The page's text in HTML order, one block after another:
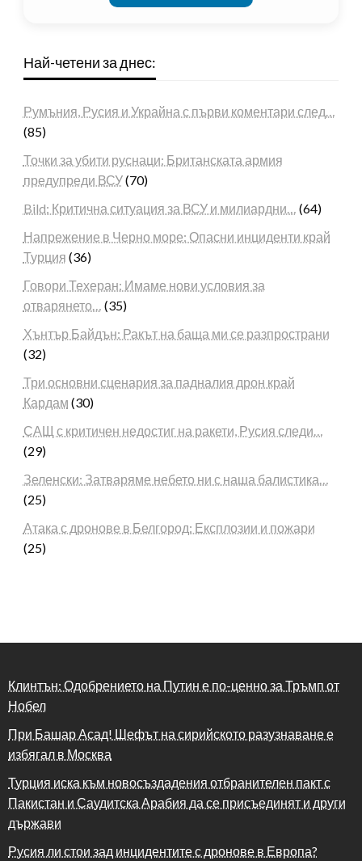
Най-четени за днес:
Румъния, Русия и Украйна с първи коментари след…
(85)
Точки за убити руснаци: Британската армия
предупреди ВСУ(70)
Bild: Критична ситуация за ВСУ и милиардни… (64)
Напрежение в Черно море: Опасни инциденти край
Турция (36)
Говори Техеран: Имаме нови условия за
отварянето… (35)
Хънтър Байдън: Ракът на баща ми се разпространи
(32)
Три основни сценария за падналия дрон край
Кардам (30)
САЩ с критичен недостиг на ракети, Русия следи…
(29)
Зеленски: Затваряме небето ни с наша балистика…
(25)
Атака с дронове в Белгород: Експлозии и пожари
(25)
Клинтън: Одобрението на Путин е по-ценно за Тръмп от
Нобел
При Башар Асад! Шефът на сирийското разузнаване е
избягал в Москва
Турция иска към новосъздадения отбранителен пакт с
Пакистан и Саудитска Арабия да се присъединят и други
държави
Русия ли стои зад инцидентите с дронове в Европа?